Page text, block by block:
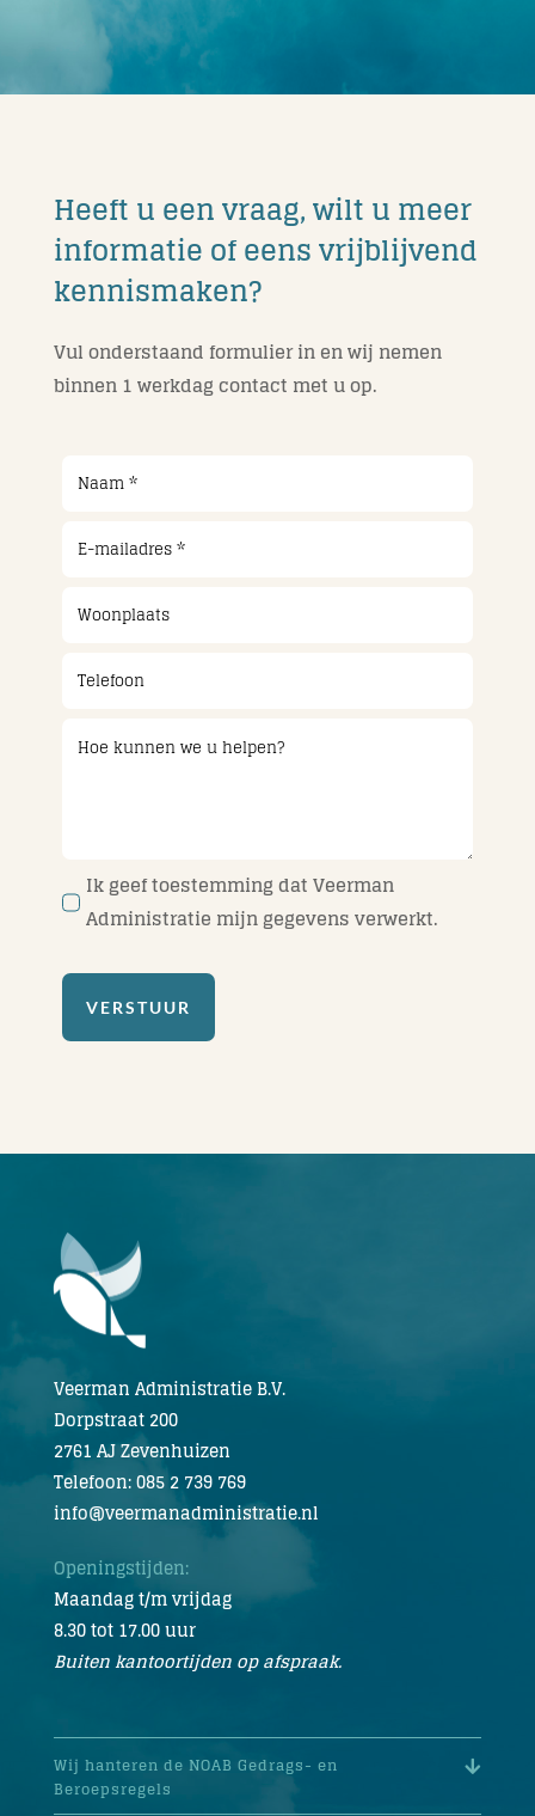
Heeft u een vraag, wilt u meer
informatie of eens vrijblijvend
kennismaken?
Vul onderstaand formulier in en wij nemen
binnen 1 werkdag contact met u op.
Ik geef toestemming dat Veerman
Administratie mijn gegevens verwerkt.
VERSTUUR
Veerman Administratie B.V.
Dorpstraat 200
2761 AJ Zevenhuizen
Telefoon: 085 2 739 769
info@veermanadministratie.nl
Openingstijden:
Maandag t/m vrijdag
8.30 tot 17.00 uur
Buiten kantoortijden op afspraak.
Wij hanteren de NOAB Gedrags- en
Beroepsregels